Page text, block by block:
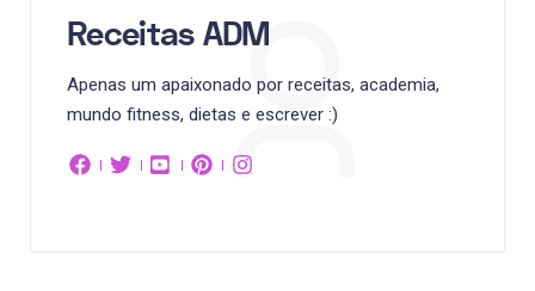
Receitas ADM
Apenas um apaixonado por receitas, academia,
mundo fitness, dietas e escrever :)